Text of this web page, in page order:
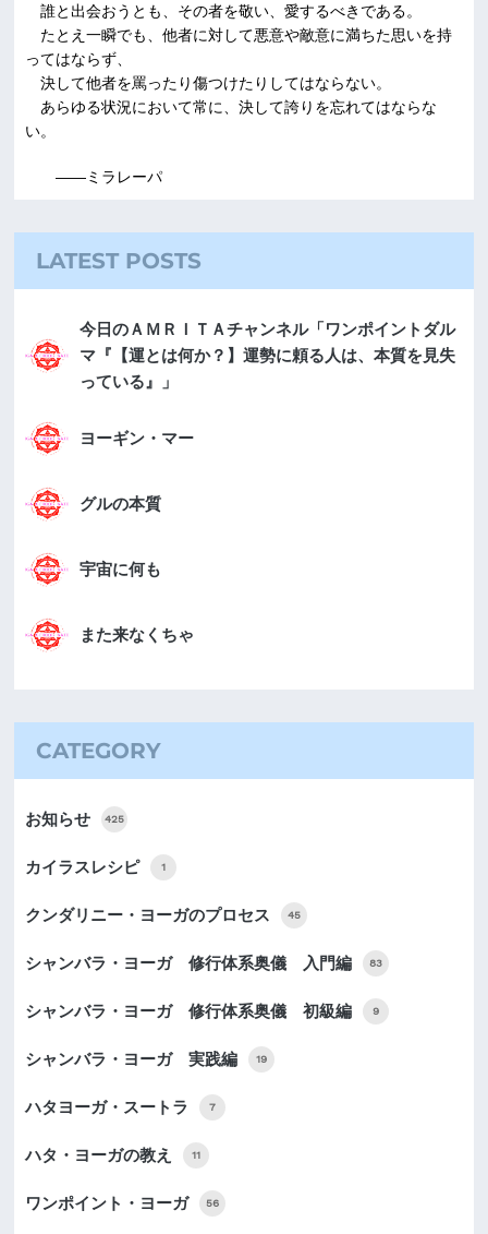
誰と出会おうとも、その者を敬い、愛するべきである。
たとえ一瞬でも、他者に対して悪意や敵意に満ちた思いを持
ってはならず、
決して他者を罵ったり傷つけたりしてはならない。
あらゆる状況において常に、決して誇りを忘れてはならな
い。
――ミラレーパ
LATEST POSTS
今日のＡＭＲＩＴＡチャンネル「ワンポイントダル
マ『【運とは何か？】運勢に頼る人は、本質を見失
っている』」
ヨーギン・マー
グルの本質
宇宙に何も
また来なくちゃ
CATEGORY
お知らせ 425
カイラスレシピ 1
クンダリニー・ヨーガのプロセス 45
シャンバラ・ヨーガ 修行体系奥儀 入門編 83
シャンバラ・ヨーガ 修行体系奥儀 初級編 9
シャンバラ・ヨーガ 実践編 19
ハタヨーガ・スートラ 7
ハタ・ヨーガの教え 11
ワンポイント・ヨーガ 56